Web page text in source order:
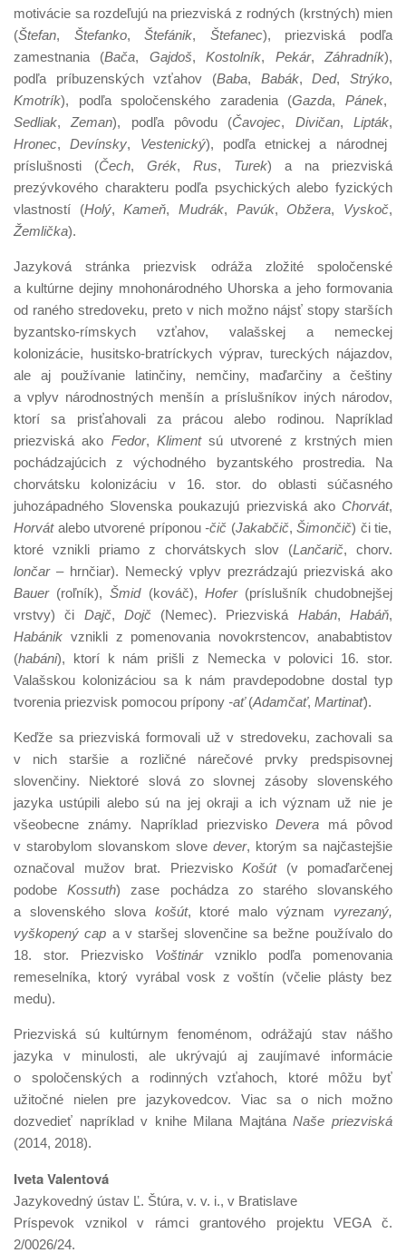
motivácie sa rozdeľujú na priezviská z rodných (krstných) mien
(Štefan, Štefanko, Štefánik, Štefanec), priezviská podľa
zamestnania (Bača, Gajdoš, Kostolník, Pekár, Záhradník),
podľa príbuzenských vzťahov (Baba, Babák, Ded, Strýko,
Kmotrík), podľa spoločenského zaradenia (Gazda, Pánek,
Sedliak,Zeman), podľa pôvodu (Čavojec, Divičan, Lipták,
Hronec, Devínsky, Vestenický), podľa etnickej a národnej
príslušnosti (Čech, Grék, Rus, Turek) a na priezviská
prezývkového charakteru podľa psychických alebo fyzických
vlastností (Holý,Kameň, Mudrák, Pavúk, Obžera, Vyskoč,
Žemlička).
Jazyková stránka priezvisk odráža zložité spoločenské
a kultúrne dejiny mnohonárodného Uhorska a jeho formovania
od raného stredoveku, preto v nich možno nájsť stopy starších
byzantsko-rímskych vzťahov, valašskej a nemeckej
kolonizácie, husitsko-bratríckych výprav, tureckých nájazdov,
ale aj používanie latinčiny, nemčiny, maďarčiny a češtiny
a vplyv národnostných menšín a príslušníkov iných národov,
ktorí sa prisťahovali za prácou alebo rodinou. Napríklad
priezviská ako Fedor, Klimentsú utvorené z krstných mien
pochádzajúcich z východného byzantského prostredia. Na
chorvátsku kolonizáciu v 16. stor. do oblasti súčasného
juhozápadného Slovenska poukazujú priezviská ako Chorvát,
Horvátalebo utvorené príponou -čič (Jakabčič, Šimončič) či tie,
ktoré vznikli priamo z chorvátskych slov (Lančarič, chorv.
lončar– hrnčiar). Nemecký vplyv prezrádzajú priezviská ako
Bauer(roľník),Šmid (kováč), Hofer(príslušník chudobnejšej
vrstvy) či Dajč, Dojč(Nemec). Priezviská Habán, Habáň,
Habánik vznikli z pomenovania novokrstencov, anababtistov
(habáni), ktorí k nám prišli z Nemecka v polovici 16. stor.
Valašskou kolonizáciou sa k nám pravdepodobne dostal typ
tvorenia priezvisk pomocou prípony -ať(Adamčať, Martinať).
Keďže sa priezviská formovali už v stredoveku, zachovali sa
v nich staršie a rozličné nárečové prvky predspisovnej
slovenčiny. Niektoré slová zo slovnej zásoby slovenského
jazyka ustúpili alebo sú na jej okraji a ich význam už nie je
všeobecne známy. Napríklad priezviskoDevera má pôvod
v starobylom slovanskom slove dever, ktorým sa najčastejšie
označoval mužov brat. Priezvisko Košút(v pomaďarčenej
podobeKossuth) zase pochádza zo starého slovanského
a slovenského slova košút, ktoré malo význam vyrezaný,
vyškopený cap a v staršej slovenčine sa bežne používalo do
18. stor. Priezvisko Voštinárvzniklo podľa pomenovania
remeselníka, ktorý vyrábal vosk z voštín (včelie plásty bez
medu).
Priezviská sú kultúrnym fenoménom, odrážajú stav nášho
jazyka v minulosti, ale ukrývajú aj zaujímavé informácie
o spoločenských a rodinných vzťahoch, ktoré môžu byť
užitočné nielen pre jazykovedcov. Viac sa o nich možno
dozvedieť napríklad v knihe Milana MajtánaNaše priezviská
(2014, 2018).
Iveta Valentová
Jazykovedný ústav Ľ. Štúra, v. v. i., v Bratislave
Príspevok vznikol v rámci grantového projektu VEGA č.
2/0026/24.